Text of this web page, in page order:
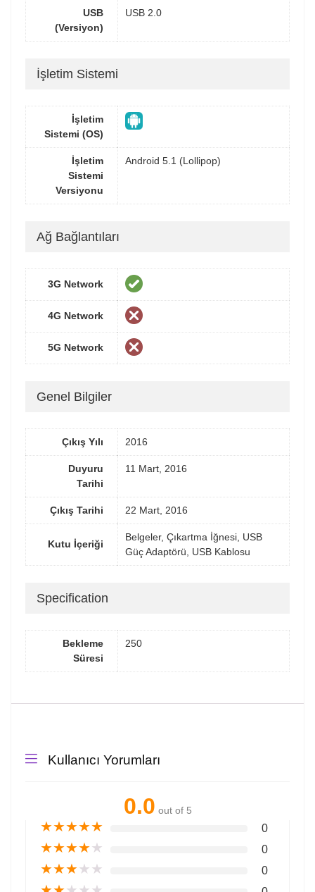
USB
(Versiyon)
USB 2.0
İşletim Sistemi
İşletim
Sistemi (OS)
İşletim
Sistemi
Versiyonu
Android 5.1 (Lollipop)
Ağ Bağlantıları
3G Network
4G Network
5G Network
Genel Bilgiler
Çıkış Yılı 2016
Duyuru
Tarihi
11 Mart, 2016
Çıkış Tarihi 22 Mart, 2016
Kutu İçeriği
Belgeler, Çıkartma İğnesi, USB
Güç Adaptörü, USB Kablosu
Specification
Bekleme
Süresi
250
Kullanıcı Yorumları
0.0 out of 5
★★★★★ 0
★★★★★ 0
★★★★★ 0